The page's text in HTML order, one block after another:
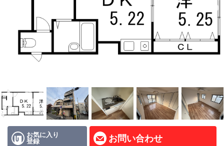
リノベーション物件
ペット飼育可能
路線·駅から探す
地域から探す
地図から探す
店舗情報·アクセス
お気に入り
登録 お問い合わせ